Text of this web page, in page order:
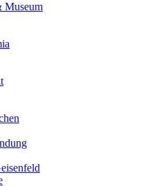
Museum